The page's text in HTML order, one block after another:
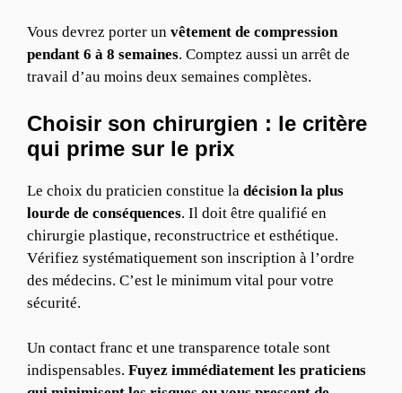
Vous devrez porter un vêtement de compression
pendant 6 à 8 semaines. Comptez aussi un arrêt de
travail d’au moins deux semaines complètes.
Choisir son chirurgien : le critère
qui prime sur le prix
Le choix du praticien constitue la décision la plus
lourde de conséquences. Il doit être qualifié en
chirurgie plastique, reconstructrice et esthétique.
Vérifiez systématiquement son inscription à l’ordre
des médecins. C’est le minimum vital pour votre
sécurité.
Un contact franc et une transparence totale sont
indispensables. Fuyez immédiatement les praticiens